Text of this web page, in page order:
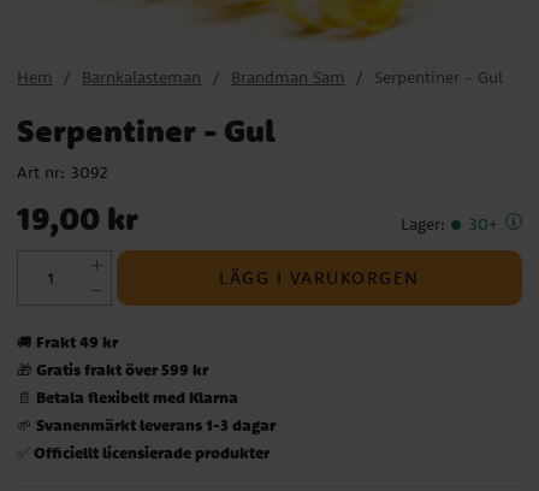
Hem Barnkalasteman Brandman Sam Serpentiner - Gul
Serpentiner - Gul
Art nr: 3092
Pris: 19,00 kr
19,00 kr Lager: 30+
LÄGG I VARUKORGEN
🚚 Frakt 49 kr
🎁 Gratis frakt över 599 kr
📄 Betala flexibelt med Klarna
🌱 Svanenmärkt leverans 1-3 dagar
✅ Officiellt licensierade produkter